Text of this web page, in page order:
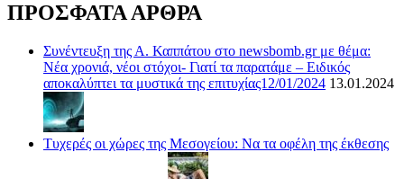
ΠΡΟΣΦΑΤΑ ΑΡΘΡΑ
Συνέντευξη της Α. Καππάτου στο newsbomb.gr με θέμα:
Νέα χρονιά, νέοι στόχοι- Γιατί τα παρατάμε – Ειδικός
αποκαλύπτει τα μυστικά της επιτυχίας12/01/2024 13.01.2024
Τυχερές οι χώρες της Μεσογείου: Να τα οφέλη της έκθεσης